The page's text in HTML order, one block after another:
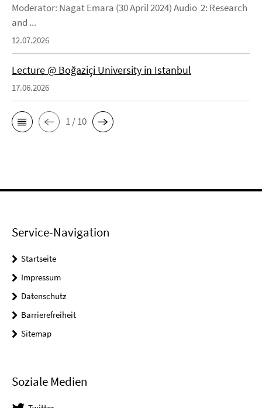
Moderator: Nagat Emara (30 April 2024) Audio 2: Research
and ...
12.07.2026
Lecture @ Boğaziçi University in Istanbul
17.06.2026
1 / 10
Service-Navigation
Startseite
Impressum
Datenschutz
Barrierefreiheit
Sitemap
Soziale Medien